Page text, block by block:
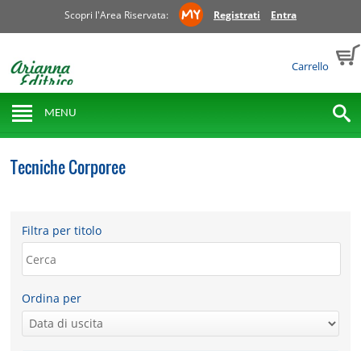
Scopri l'Area Riservata: Registrati Entra
Carrello
MENU
Tecniche Corporee
Filtra per titolo
Ordina per